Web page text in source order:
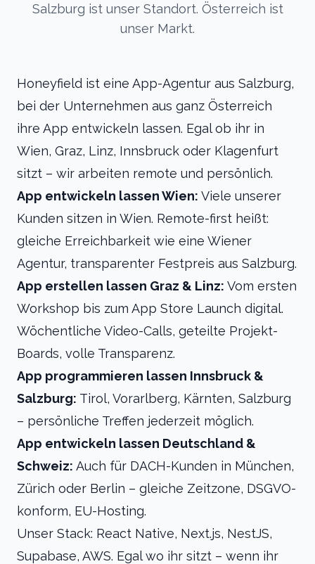
Salzburg ist unser Standort. Österreich ist
unser Markt.
Honeyfield ist eine App-Agentur aus Salzburg,
bei der Unternehmen aus ganz Österreich
ihre App entwickeln lassen. Egal ob ihr in
Wien, Graz, Linz, Innsbruck oder Klagenfurt
sitzt – wir arbeiten remote und persönlich.
App entwickeln lassen Wien: Viele unserer
Kunden sitzen in Wien. Remote-first heißt:
gleiche Erreichbarkeit wie eine Wiener
Agentur, transparenter Festpreis aus Salzburg.
App erstellen lassen Graz & Linz: Vom ersten
Workshop bis zum App Store Launch digital.
Wöchentliche Video-Calls, geteilte Projekt-
Boards, volle Transparenz.
App programmieren lassen Innsbruck &
Salzburg: Tirol, Vorarlberg, Kärnten, Salzburg
– persönliche Treffen jederzeit möglich.
App entwickeln lassen Deutschland &
Schweiz: Auch für DACH-Kunden in München,
Zürich oder Berlin – gleiche Zeitzone, DSGVO-
konform, EU-Hosting.
Unser Stack: React Native, Next.js, NestJS,
Supabase, AWS. Egal wo ihr sitzt – wenn ihr